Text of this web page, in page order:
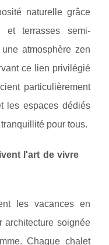
naturelle grâce
et terrasses semi-
atmosphère zen
ce lien privilégié
particulièrement
les espaces dédiés
pour tous.
l'art de vivre
les vacances en
architecture soignée
Chaque chalet